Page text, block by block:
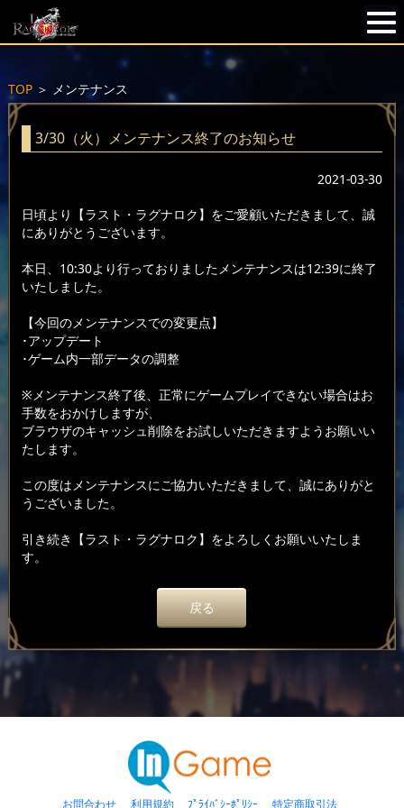
TOP＞ メンテナンス
3/30（火）メンテナンス終了のお知らせ
2021-03-30
日頃より【ラスト・ラグナロク】をご愛顧いただきまして、誠
にありがとうございます。
本日、10:30より行っておりましたメンテナンスは12:39に終了
いたしました。
【今回のメンテナンスでの変更点】
･アップデート
･ゲーム内一部データの調整
※メンテナンス終了後、正常にゲームプレイできない場合はお
手数をおかけしますが、
ブラウザのキャッシュ削除をお試しいただきますようお願いい
たします。
この度はメンテナンスにご協力いただきまして、誠にありがと
うございました。
引き続き【ラスト・ラグナロク】をよろしくお願いいたしま
す。
戻る
お問合わせ 利用規約 ﾌﾟﾗｲﾊﾞｼｰﾎﾟﾘｼｰ 特定商取引法